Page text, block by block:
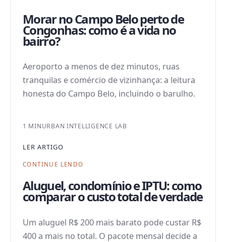
Morar no Campo Belo perto de
Congonhas: como é a vida no
bairro?
Aeroporto a menos de dez minutos, ruas
tranquilas e comércio de vizinhança: a leitura
honesta do Campo Belo, incluindo o barulho.
1 MINURBAN INTELLIGENCE LAB
LER ARTIGO
CONTINUE LENDO
Aluguel, condomínio e IPTU: como
comparar o custo total de verdade
Um aluguel R$ 200 mais barato pode custar R$
400 a mais no total. O pacote mensal decide a